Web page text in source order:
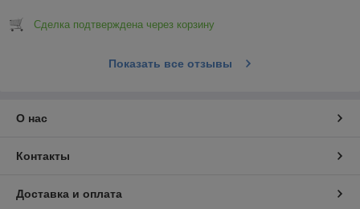
Сделка подтверждена через корзину
Показать все отзывы
О нас
Контакты
Доставка и оплата